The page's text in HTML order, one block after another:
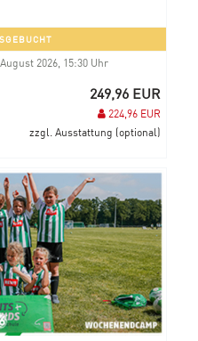
2026, 15:30 Uhr
249,96 EUR
224,96 EUR
zzgl. Ausstattung (optional)